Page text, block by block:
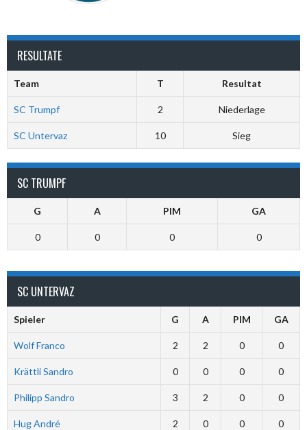
RESULTATE
Team T Resultat
SC Trumpf 2 Niederlage
SC Untervaz 10 Sieg
SC TRUMPF
G A PIM GA
0 0 0 0
SC UNTERVAZ
Spieler G A PIM GA
Wolf Franco 2 2 0 0
Krättli Sandro 0 0 0 0
Philipp Sandro 3 2 0 0
Hug André 2 0 0 0